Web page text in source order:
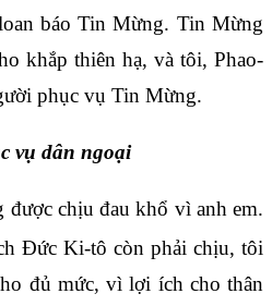
báo Tin Mừng. Tin Mừng
khắp thiên hạ, và tôi, Phao-
phục vụ Tin Mừng.
vụ dân ngoại
chịu đau khổ vì anh em.
Đức Ki-tô còn phải chịu, tôi
đủ mức, vì lợi ích cho thân